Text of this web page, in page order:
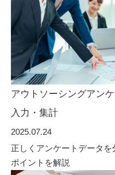
アウトソーシングアン
入力・集計
2025.07.24
正しくアンケートデータ
ポイントを解説